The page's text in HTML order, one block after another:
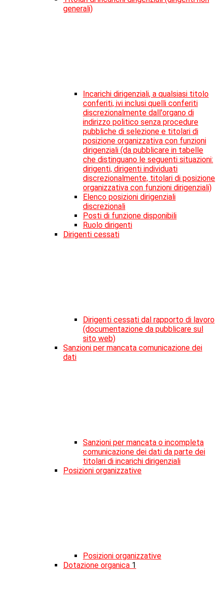
generali)
Incarichi dirigenziali, a qualsiasi titolo
conferiti, ivi inclusi quelli conferiti
discrezionalmente dall'organo di
indirizzo politico senza procedure
pubbliche di selezione e titolari di
posizione organizzativa con funzioni
dirigenziali (da pubblicare in tabelle
che distinguano le seguenti situazioni:
dirigenti, dirigenti individuati
discrezionalmente, titolari di posizione
organizzativa con funzioni dirigenziali)
Elenco posizioni dirigenziali
discrezionali
Posti di funzione disponibili
Ruolo dirigenti
Dirigenti cessati
Dirigenti cessati dal rapporto di lavoro
(documentazione da pubblicare sul
sito web)
Sanzioni per mancata comunicazione dei
dati
Sanzioni per mancata o incompleta
comunicazione dei dati da parte dei
titolari di incarichi dirigenziali
Posizioni organizzative
Posizioni organizzative
Dotazione organica 1